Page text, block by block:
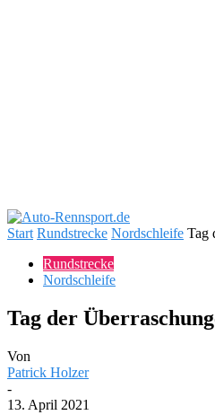
Start Rundstrecke Nordschleife Tag
Rundstrecke
Nordschleife
Tag der
Von
Patrick Holzer
-
13. April 2021